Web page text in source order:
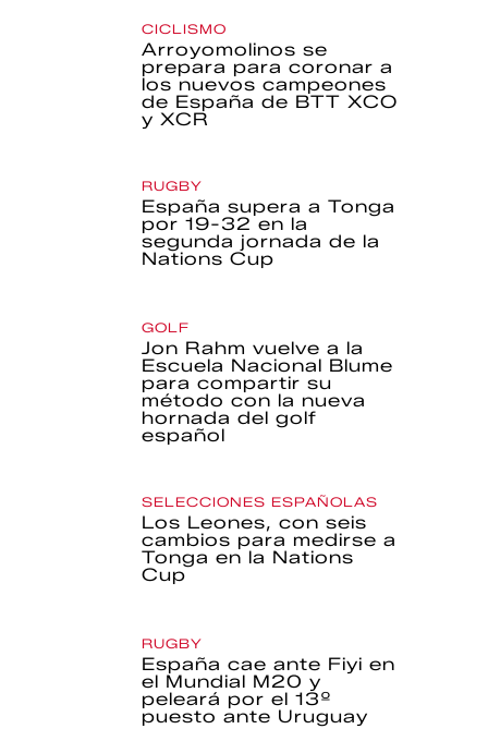
CICLISMO
Arroyomolinos se
prepara para coronar a
los nuevos campeones
de España de BTT XCO
y XCR
RUGBY
España supera a Tonga
por 19-32 en la
segunda jornada de la
Nations Cup
GOLF
Jon Rahm vuelve a la
Escuela Nacional Blume
para compartir su
método con la nueva
hornada del golf
español
SELECCIONES ESPAÑOLAS
Los Leones, con seis
cambios para medirse a
Tonga en la Nations
Cup
RUGBY
España cae ante Fiyi en
el Mundial M20 y
peleará por el 13º
puesto ante Uruguay